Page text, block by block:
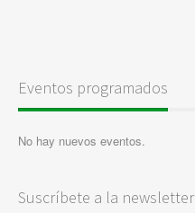
Eventos programados
No hay nuevos eventos.
Suscríbete a la newsletter